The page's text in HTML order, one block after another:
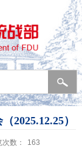
2025.12.25）
数： 163